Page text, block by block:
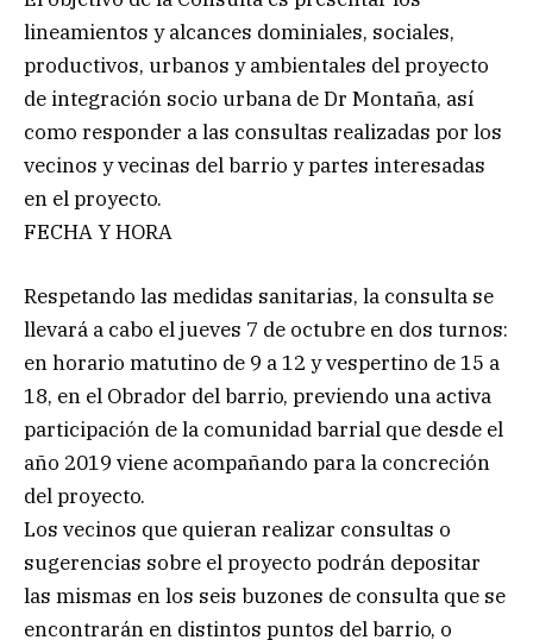
lineamientos y alcances dominiales, sociales,
productivos, urbanos y ambientales del proyecto
de integración socio urbana de Dr Montaña, así
como responder a las consultas realizadas por los
vecinos y vecinas del barrio y partes interesadas
en el proyecto.
FECHA Y HORA
Respetando las medidas sanitarias, la consulta se
llevará a cabo el jueves 7 de octubre en dos turnos:
en horario matutino de 9 a 12 y vespertino de 15 a
18, en el Obrador del barrio, previendo una activa
participación de la comunidad barrial que desde el
año 2019 viene acompañando para la concreción
del proyecto.
Los vecinos que quieran realizar consultas o
sugerencias sobre el proyecto podrán depositar
las mismas en los seis buzones de consulta que se
encontrarán en distintos puntos del barrio, o